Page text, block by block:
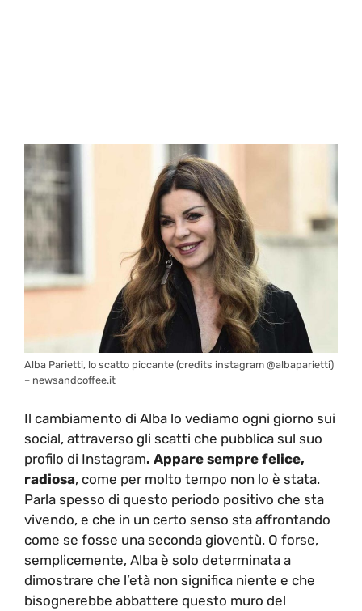
Alba Parietti, lo scatto piccante (credits instagram @albaparietti)
– newsandcoffee.it
Il cambiamento di Alba lo vediamo ogni giorno sui
social, attraverso gli scatti che pubblica sul suo
profilo di Instagram. Appare sempre felice,
radiosa, come per molto tempo non lo è stata.
Parla spesso di questo periodo positivo che sta
vivendo, e che in un certo senso sta affrontando
come se fosse una seconda gioventù. O forse,
semplicemente, Alba è solo determinata a
dimostrare che l’età non significa niente e che
bisognerebbe abbattere questo muro del